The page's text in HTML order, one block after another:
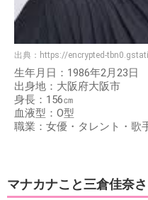
出典： https://encrypted-
生年月日：1986年2月23日
出身地：大阪府大阪市
身長：156㎝
血液型：O型
職業：女優・タレント・歌
マナカナこと三倉佳奈